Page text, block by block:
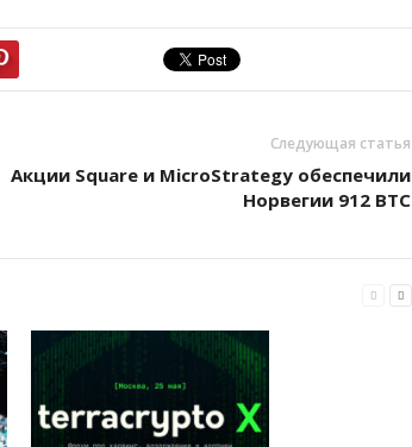
Следующая статья
Aкции Square и MicroStrategу oбecпeчили
Hopвeгии 912 BTC